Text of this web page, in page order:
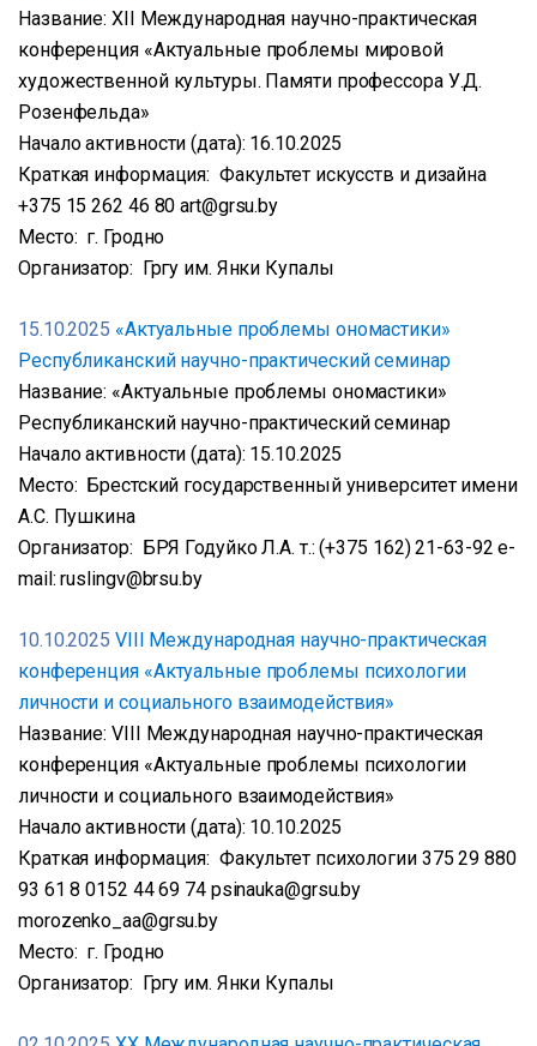
Название: XІІ Международная научно-практическая
конференция «Актуальные проблемы мировой
художественной культуры. Памяти профессора У.Д.
Розенфельда»
Начало активности (дата): 16.10.2025
Краткая информация: Факультет искусств и дизайна
+375 15 262 46 80 art@grsu.by
Место: г. Гродно
Организатор: Гргу им. Янки Купалы
15.10.2025 «Актуальные проблемы ономастики»
Республиканский научно-практический семинар
Название: «Актуальные проблемы ономастики»
Республиканский научно-практический семинар
Начало активности (дата): 15.10.2025
Место: Брестский государственный университет имени
А.С. Пушкина
Организатор: БРЯ Годуйко Л.А. т.: (+375 162) 21-63-92 e-
mail: ruslingv@brsu.by
10.10.2025 VIII Международная научно-практическая
конференция «Актуальные проблемы психологии
личности и социального взаимодействия»
Название: VIII Международная научно-практическая
конференция «Актуальные проблемы психологии
личности и социального взаимодействия»
Начало активности (дата): 10.10.2025
Краткая информация: Факультет психологии 375 29 880
93 61 8 0152 44 69 74 psinauka@grsu.by
morozenko_aa@grsu.by
Место: г. Гродно
Организатор: Гргу им. Янки Купалы